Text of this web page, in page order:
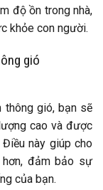
độ ồn trong nhà,
khỏe con người.
gió
gió, bạn sẽ
cao và được
này giúp cho
đảm bảo sự
của bạn.